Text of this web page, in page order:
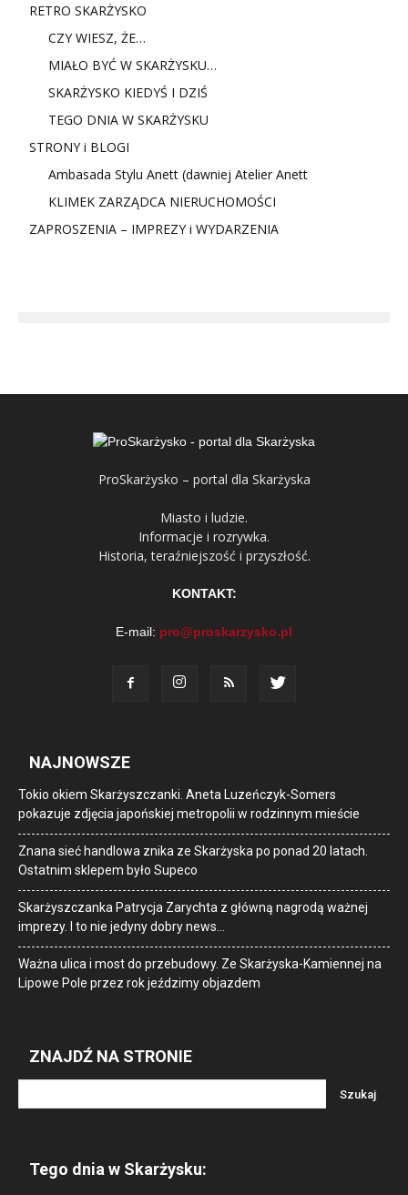
RETRO SKARŻYSKO
CZY WIESZ, ŻE…
MIAŁO BYĆ W SKARŻYSKU…
SKARŻYSKO KIEDYŚ I DZIŚ
TEGO DNIA W SKARŻYSKU
STRONY i BLOGI
Ambasada Stylu Anett (dawniej Atelier Anett
KLIMEK ZARZĄDCA NIERUCHOMOŚCI
ZAPROSZENIA – IMPREZY i WYDARZENIA
ProSkarżysko – portal dla Skarżyska
Miasto i ludzie.
Informacje i rozrywka.
Historia, teraźniejszość i przyszłość.
KONTAKT:
E-mail: pro@proskarzysko.pl
NAJNOWSZE
Tokio okiem Skarżyszczanki. Aneta Luzeńczyk-Somers
pokazuje zdjęcia japońskiej metropolii w rodzinnym mieście
Znana sieć handlowa znika ze Skarżyska po ponad 20 latach.
Ostatnim sklepem było Supeco
Skarżyszczanka Patrycja Zarychta z główną nagrodą ważnej
imprezy. I to nie jedyny dobry news…
Ważna ulica i most do przebudowy. Ze Skarżyska-Kamiennej na
Lipowe Pole przez rok jeździmy objazdem
ZNAJDŹ NA STRONIE
Tego dnia w Skarżysku: